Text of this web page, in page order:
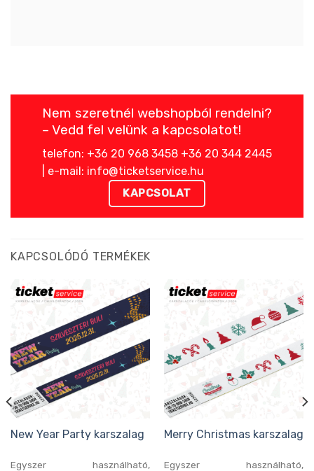
Nem szeretnél webshopból rendelni?
– Vedd fel velünk a kapcsolatot!
telefon: +36 20 968 3458 +36 20 344 2445
| e-mail: info@ticketservice.hu
KAPCSOLAT
KAPCSOLÓDÓ TERMÉKEK
New Year Party karszalag
Egyszer használható,
Merry Christmas karszalag
Egyszer használható,